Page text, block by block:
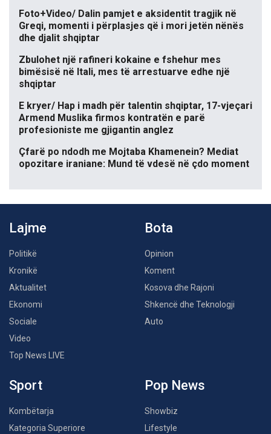
Foto+Video/ Dalin pamjet e aksidentit tragjik në
Greqi, momenti i përplasjes që i mori jetën nënës
dhe djalit shqiptar
Zbulohet një rafineri kokaine e fshehur mes
bimësisë në Itali, mes të arrestuarve edhe një
shqiptar
E kryer/ Hap i madh për talentin shqiptar, 17-vjeçari
Armend Muslika firmos kontratën e parë
profesioniste me gjigantin anglez
Çfarë po ndodh me Mojtaba Khamenein? Mediat
opozitare iraniane: Mund të vdesë në çdo moment
Lajme
Politikë
Kronikë
Aktualitet
Ekonomi
Sociale
Video
Top News LIVE
Bota
Opinion
Koment
Kosova dhe Rajoni
Shkencë dhe Teknologji
Auto
Sport
Kombëtarja
Kategoria Superiore
Pop News
Showbiz
Lifestyle